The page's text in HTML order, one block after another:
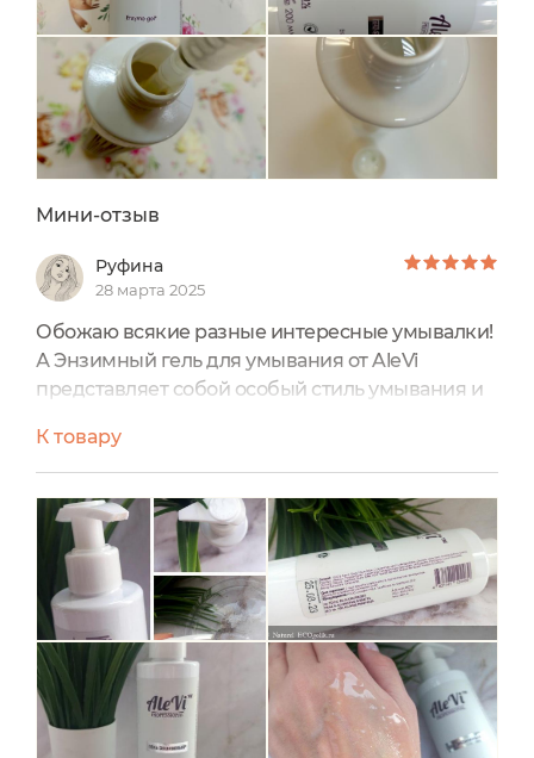
Нанесла каплю, прекрасно распределился по
коже, смыла. Все. Кожа чистая.
Мини-отзыв
Руфина
28 марта 2025
Обожаю всякие разные интересные умывалки!
А Энзимный гель для умывания от AleVi
представляет собой особый стиль умывания и
понятию пилинга, при этом очищать умеет
кожу глубоко и качественно, но не грубо,
аккуратно, как бы легко отшелушивая.
Он содержит основные компоненты – это
ананас, папайя, пассифлора, сок листьев алоэ.
То есть те самые вещества, содержащие
энзимы. Энзимное очищение хоть пудрой, хоть
гелем дает качественное и глубокое очищение
кожи. При сухой коже нужно использовать
такой гель реже, при жирной хоть каждый
день. Если хочется более глубокого очищения,
К товару